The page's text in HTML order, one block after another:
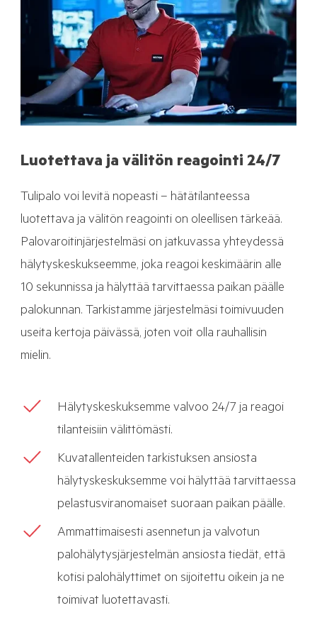
Luotettava ja välitön reagointi 24/7
Tulipalo voi levitä nopeasti – hätätilanteessa
luotettava ja välitön reagointi on oleellisen tärkeää.
Palovaroitinjärjestelmäsi on jatkuvassa yhteydessä
hälytyskeskukseemme, joka reagoi keskimäärin alle
10 sekunnissa ja hälyttää tarvittaessa paikan päälle
palokunnan. Tarkistamme järjestelmäsi toimivuuden
useita kertoja päivässä, joten voit olla rauhallisin
mielin.
Hälytyskeskuksemme valvoo 24/7 ja reagoi
tilanteisiin välittömästi.
Kuvatallenteiden tarkistuksen ansiosta
hälytyskeskuksemme voi hälyttää tarvittaessa
pelastusviranomaiset suoraan paikan päälle.
Ammattimaisesti asennetun ja valvotun
palohälytysjärjestelmän ansiosta tiedät, että
kotisi palohälyttimet on sijoitettu oikein ja ne
toimivat luotettavasti.